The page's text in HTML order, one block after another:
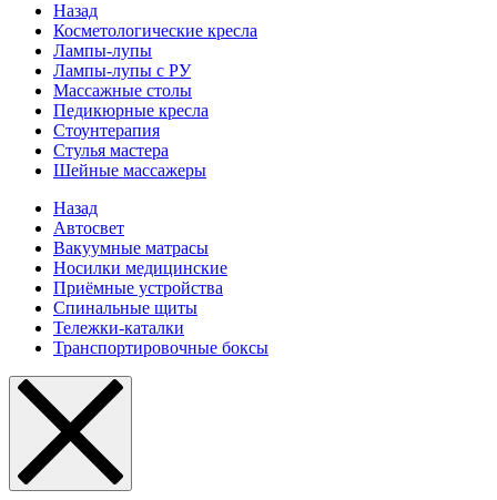
Назад
Косметологические кресла
Лампы-лупы
Лампы-лупы с РУ
Массажные столы
Педикюрные кресла
Стоунтерапия
Стулья мастера
Шейные массажеры
Назад
Автосвет
Вакуумные матрасы
Носилки медицинские
Приёмные устройства
Спинальные щиты
Тележки-каталки
Транспортировочные боксы